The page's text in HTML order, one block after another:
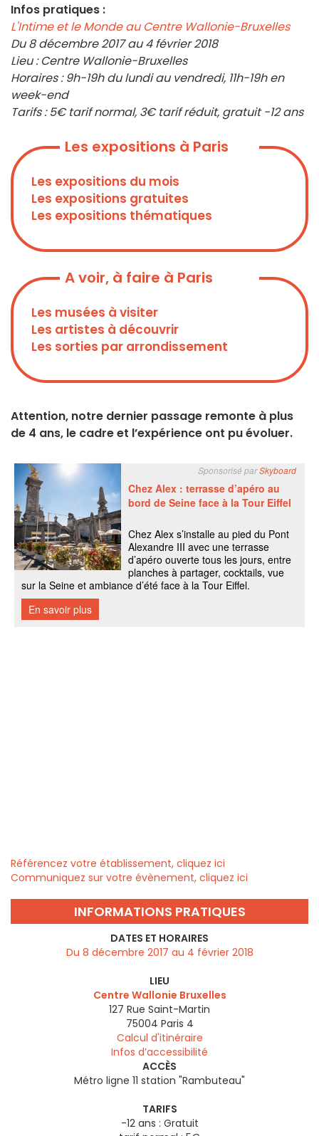
Infos pratiques :
L'Intime et le Monde au Centre Wallonie-Bruxelles
Du 8 décembre 2017 au 4 février 2018
Lieu : Centre Wallonie-Bruxelles
Horaires : 9h-19h du lundi au vendredi, 11h-19h en
week-end
Tarifs : 5€ tarif normal, 3€ tarif réduit, gratuit -12 ans
Les expositions à Paris
Les expositions du mois
Les expositions gratuites
Les expositions thématiques
A voir, à faire à Paris
Les musées à visiter
Les artistes à découvrir
Les sorties par arrondissement
Attention, notre dernier passage remonte à plus
de 4 ans, le cadre et l’expérience ont pu évoluer.
Référencez votre établissement, cliquez ici
Communiquez sur votre évènement, cliquez ici
INFORMATIONS PRATIQUES
DATES ET HORAIRES
Du 8 décembre 2017 au 4 février 2018
LIEU
Centre Wallonie Bruxelles
127 Rue Saint-Martin
75004 Paris 4
Calcul d'itinéraire
Infos d’accessibilité
ACCÈS
Métro ligne 11 station "Rambuteau"
TARIFS
-12 ans : Gratuit